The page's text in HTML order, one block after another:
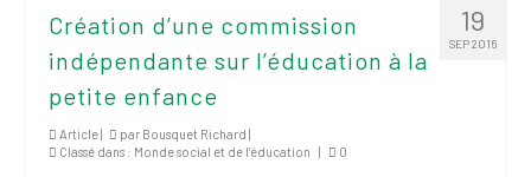
19
SEP 2016
Création d’une commission
indépendante sur l’éducation à la
petite enfance
Article | par Bousquet Richard |
Classé dans : Monde social et de l’éducation | 0